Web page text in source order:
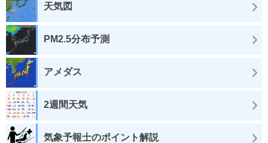
天気図
PM2.5分布予測
アメダス
2週間天気
気象予報士のポイント解説